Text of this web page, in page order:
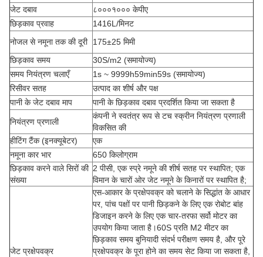
जेट दबाव
८०००१००० केपीए
छिड़काव प्रवाह
1416L/मिनट
नोजल से नमूना तक की दूरी
175±25 मिमी
छिड़काव समय
30S/m2 (समायोज्य)
समय नियंत्रण चलाएँ
1s ~ 9999h59min59s (समायोज्य)
रिसीवर सतह
उत्पाद का शीर्ष और पक्ष
पानी के जेट दबाव माप
पानी के छिड़काव दबाव प्रदर्शित किया जा सकता है
नियंत्रण प्रणाली
कंपनी ने स्वतंत्र रूप से टच स्क्रीन नियंत्रण प्रणाली
विकसित की
हीटिंग टैंक (इनक्यूबेटर)
एक
नमूना कार भार
650 किलोग्राम
छिड़काव करने वाले सिरों की
संख्या
2 पीसी, एक स्प्रे नमूने की शीर्ष सतह पर स्थापित; एक
विमान के चारों ओर जेट नमूने के किनारों पर स्थापित है;
जेट प्रक्षेपवक्र
एस-आकार के प्रक्षेपवक्र को चलाने के सिद्धांत के आधार
पर, पांच पक्षों पर पानी छिड़कने के लिए एक रोबोट बांह
डिजाइन करने के लिए एक चार-तरफा सर्वो मोटर का
उपयोग किया जाता है।60S प्रति M2 मीटर का
छिड़काव समय बुनियादी संदर्भ परीक्षण समय है, और पूरे
प्रक्षेपवक्र के पूरा होने का समय सेट किया जा सकता है,